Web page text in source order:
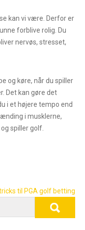
kan vi være. Derfor er
forblive rolig. Du
nervøs, stresset,
og køre, når du spiller
Det kan gøre det
i et højere tempo end
i musklerne,
spiller golf.
til PGA golf betting